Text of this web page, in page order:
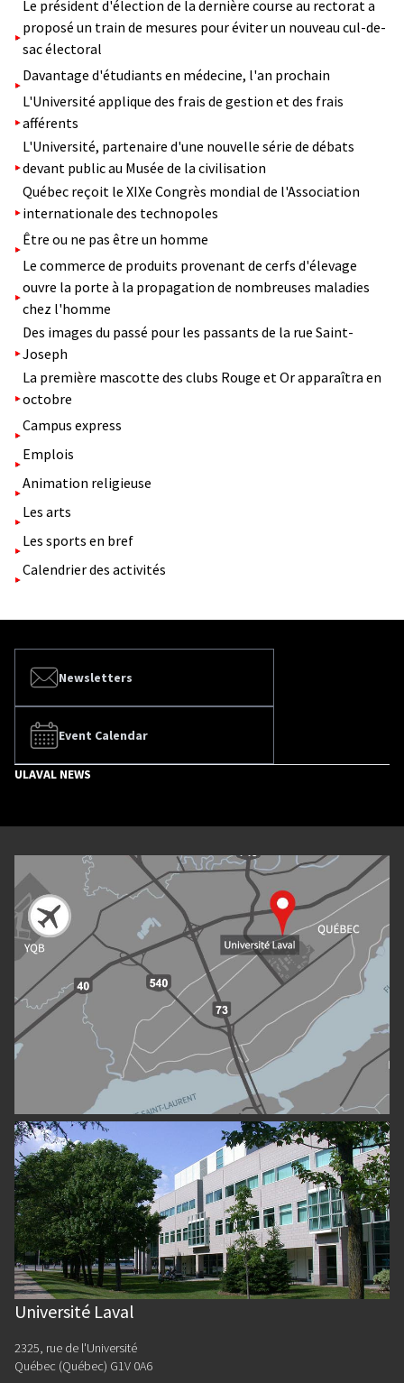
Le président d'élection de la dernière course au rectorat a
proposé un train de mesures pour éviter un nouveau cul-de-
sac électoral
Davantage d'étudiants en médecine, l'an prochain
L'Université applique des frais de gestion et des frais
afférents
L'Université, partenaire d'une nouvelle série de débats
devant public au Musée de la civilisation
Québec reçoit le XIXe Congrès mondial de l'Association
internationale des technopoles
Être ou ne pas être un homme
Le commerce de produits provenant de cerfs d'élevage
ouvre la porte à la propagation de nombreuses maladies
chez l'homme
Des images du passé pour les passants de la rue Saint-
Joseph
La première mascotte des clubs Rouge et Or apparaîtra en
octobre
Campus express
Emplois
Animation religieuse
Les arts
Les sports en bref
Calendrier des activités
Newsletters
Event Calendar
ULAVAL NEWS
Université Laval
2325, rue de l'Université
Québec (Québec) G1V 0A6